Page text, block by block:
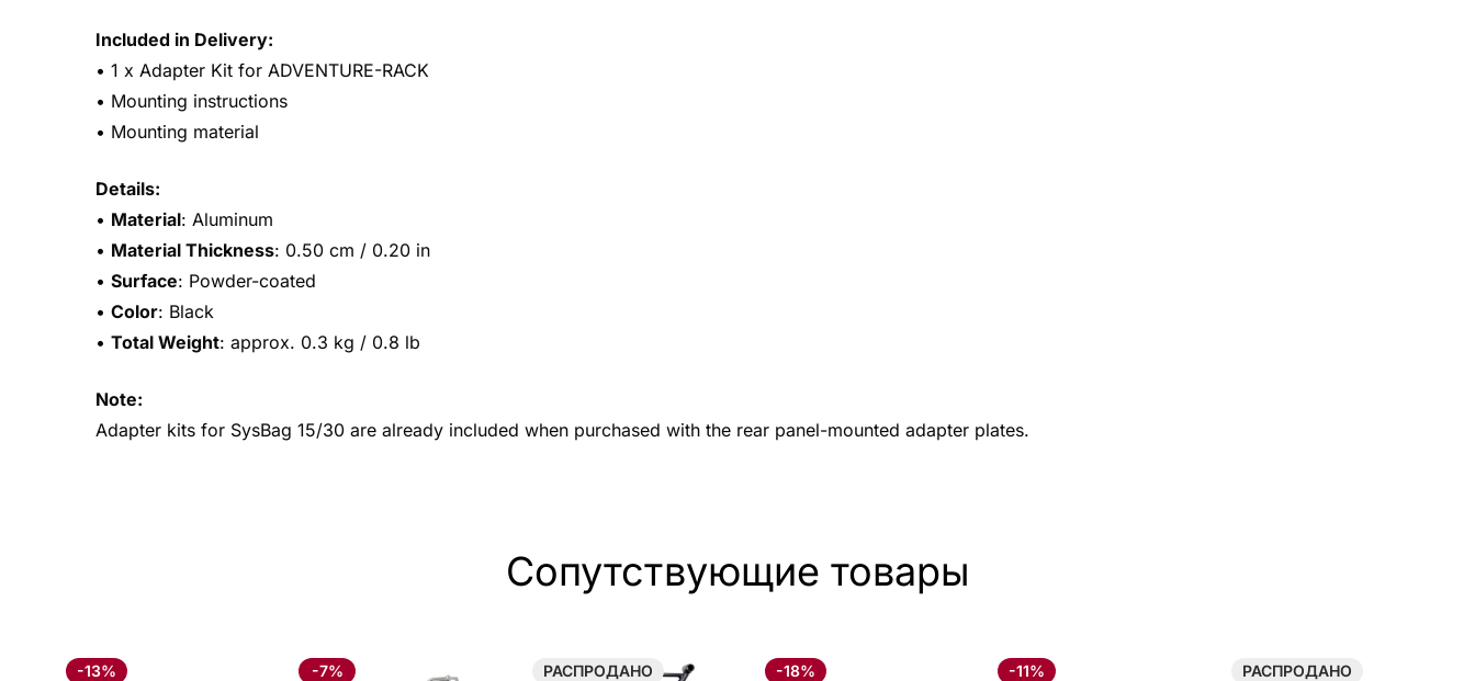
Included in Delivery:
• 1 x Adapter Kit for ADVENTURE-RACK
• Mounting instructions
• Mounting material
Details:
• Material: Aluminum
• Material Thickness: 0.50 cm / 0.20 in
• Surface: Powder-coated
• Color: Black
• Total Weight: approx. 0.3 kg / 0.8 lb
Note:
Adapter kits for SysBag 15/30 are already included when purchased with the rear panel-mounted adapter plates.
Сопутствующие товары
-13% -7% РАСПРОДАНО -18% -11% РАСПРОДАНО